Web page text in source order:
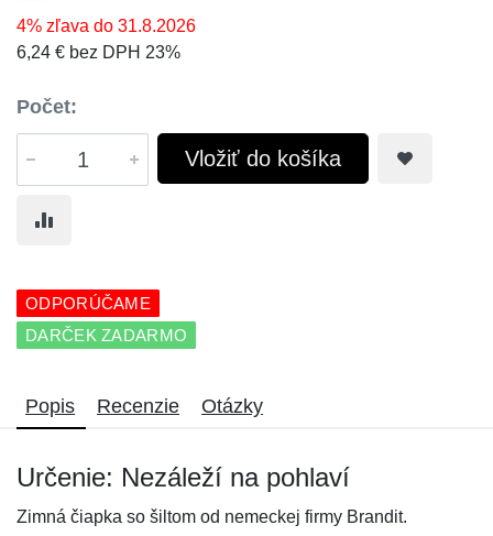
4% zľava do 31.8.2026
6,24 € bez DPH 23%
Počet:
Vložiť do košíka
ODPORÚČAME
DARČEK ZADARMO
Popis Recenzie Otázky
Určenie: Nezáleží na pohlaví
Zimná čiapka so šiltom od nemeckej firmy Brandit.